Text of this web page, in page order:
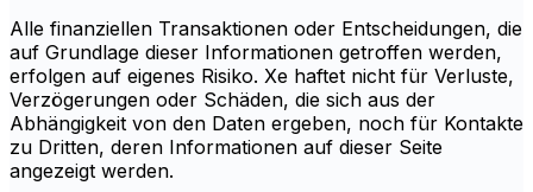
Alle finanziellen Transaktionen oder Entscheidungen, die
auf Grundlage dieser Informationen getroffen werden,
erfolgen auf eigenes Risiko. Xe haftet nicht für Verluste,
Verzögerungen oder Schäden, die sich aus der
Abhängigkeit von den Daten ergeben, noch für Kontakte
zu Dritten, deren Informationen auf dieser Seite
angezeigt werden.